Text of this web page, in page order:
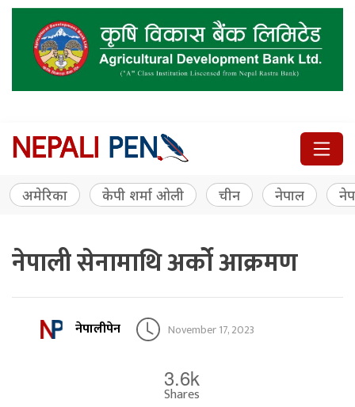
अमेरिका केपी शर्मा ओली चीन नेपाल
नेपाली सेनामाथि अर्को आक्रमण
नेपालीपेन November 17, 2023
3.6k
Shares